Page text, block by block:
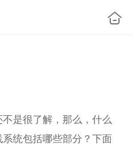
是很了解，那么，什么
统包括哪些部分？下面